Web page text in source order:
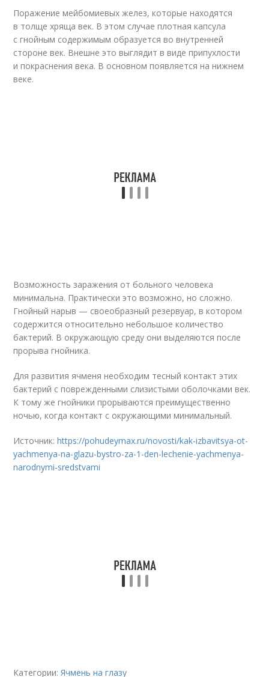
Поражение мейбомиевых желез, которые находятся
в толще хряща век. В этом случае плотная капсула
с гнойным содержимым образуется во внутренней
стороне век. Внешне это выглядит в виде припухлости
и покраснения века. В основном появляется на нижнем
веке.
Возможность заражения от больного человека
минимальна. Практически это возможно, но сложно.
Гнойный нарыв — своеобразный резервуар, в котором
содержится относительно небольшое количество
бактерий. В окружающую среду они выделяются после
прорыва гнойника.
Для развития ячменя необходим тесный контакт этих
бактерий с поврежденными слизистыми оболочками век.
К тому же гнойники прорываются преимущественно
ночью, когда контакт с окружающими минимальный.
Источник:https://pohudeymax.ru/novosti/kak-izbavitsya-ot-
yachmenya-na-glazu-bystro-za-1-den-lechenie-yachmenya-
narodnymi-sredstvami
Категории:Ячмень на глазу